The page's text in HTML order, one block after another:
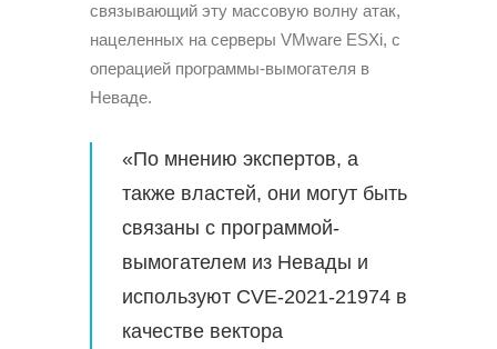
связывающий эту массовую волну атак,
нацеленных на серверы VMware ESXi, с
операцией программы-вымогателя в
Неваде.
«По мнению экспертов, а
также властей, они могут быть
связаны с программой-
вымогателем из Невады и
используют CVE-2021-21974 в
качестве вектора